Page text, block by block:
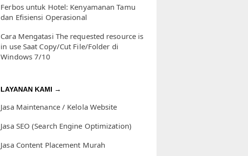
Ferbos untuk Hotel: Kenyamanan Tamu
dan Efisiensi Operasional
Cara Mengatasi The requested resource is
in use Saat Copy/Cut File/Folder di
Windows 7/10
LAYANAN KAMI →
Jasa Maintenance / Kelola Website
Jasa SEO (Search Engine Optimization)
Jasa Content Placement Murah